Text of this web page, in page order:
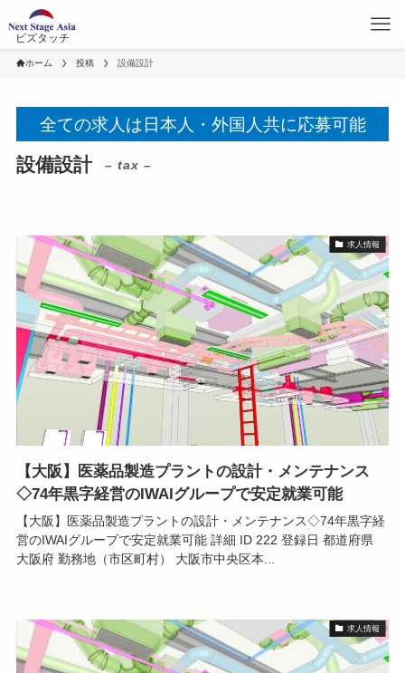
ビズタッチ
ホーム 投稿 設備設計
全ての求人は日本人・外国人共に応募可能
設備設計 – tax –
求人情報
【大阪】医薬品製造プラントの設計・メンテナンス
◇74年黒字経営のIWAIグループで安定就業可能
【大阪】医薬品製造プラントの設計・メンテナンス◇74年黒字経
営のIWAIグループで安定就業可能 詳細 ID 222 登録日 都道府県
大阪府 勤務地（市区町村） 大阪市中央区本...
求人情報